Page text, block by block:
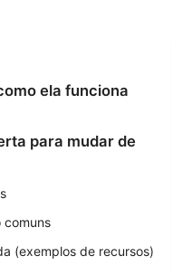
ela funciona
para mudar de
comuns
(exemplos de recursos)